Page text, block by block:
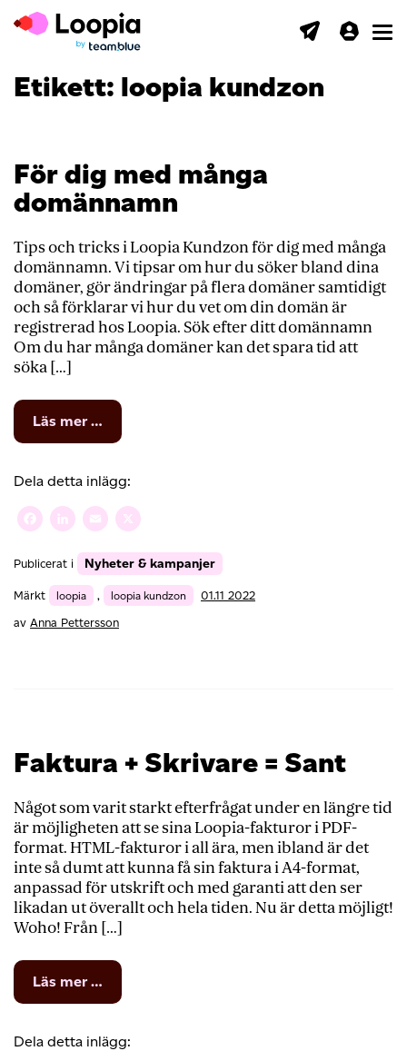
Etikett: loopia kundzon
För dig med många
domännamn
Tips och tricks i Loopia Kundzon för dig med många
domännamn. Vi tipsar om hur du söker bland dina
domäner, gör ändringar på flera domäner samtidigt
och så förklarar vi hur du vet om din domän är
registrerad hos Loopia. Sök efter ditt domännamn
Om du har många domäner kan det spara tid att
söka […]
Läs mer …
För
med
många
domännamn
Dela detta inlägg:
Facebook
LinkedIn
Email
Publicerat i Nyheter & kampanjer
Märkt loopia , loopia kundzon
01.11 2022
av Anna Pettersson
Faktura + Skrivare = Sant
Något som varit starkt efterfrågat under en längre tid
är möjligheten att se sina Loopia-fakturor i PDF-
format. HTML-fakturor i all ära, men ibland är det
inte så dumt att kunna få sin faktura i A4-format,
anpassad för utskrift och med garanti att den ser
likadan ut överallt och hela tiden. Nu är detta möjligt!
Woho! Från […]
Läs mer …
Faktura
Skrivare
Dela detta inlägg: